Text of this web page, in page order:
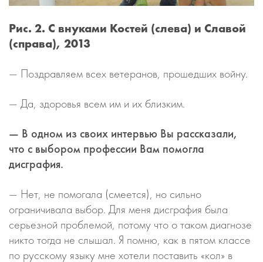
Рис. 2. С внуками Костей (слева) и Славой
(справа), 2013
— Поздравляем всех ветеранов, прошедших войну.
— Да, здоровья всем им и их близким.
— В одном из своих интервью Вы рассказали,
что с выбором профессии Вам помогла
дисграфия.
— Нет, не помогала (смеется), но сильно
ограничивала выбор. Для меня дисграфия была
серьезной проблемой, потому что о таком диагнозе
никто тогда не слышал. Я помню, как в пятом классе
по русскому языку мне хотели поставить «кол» в